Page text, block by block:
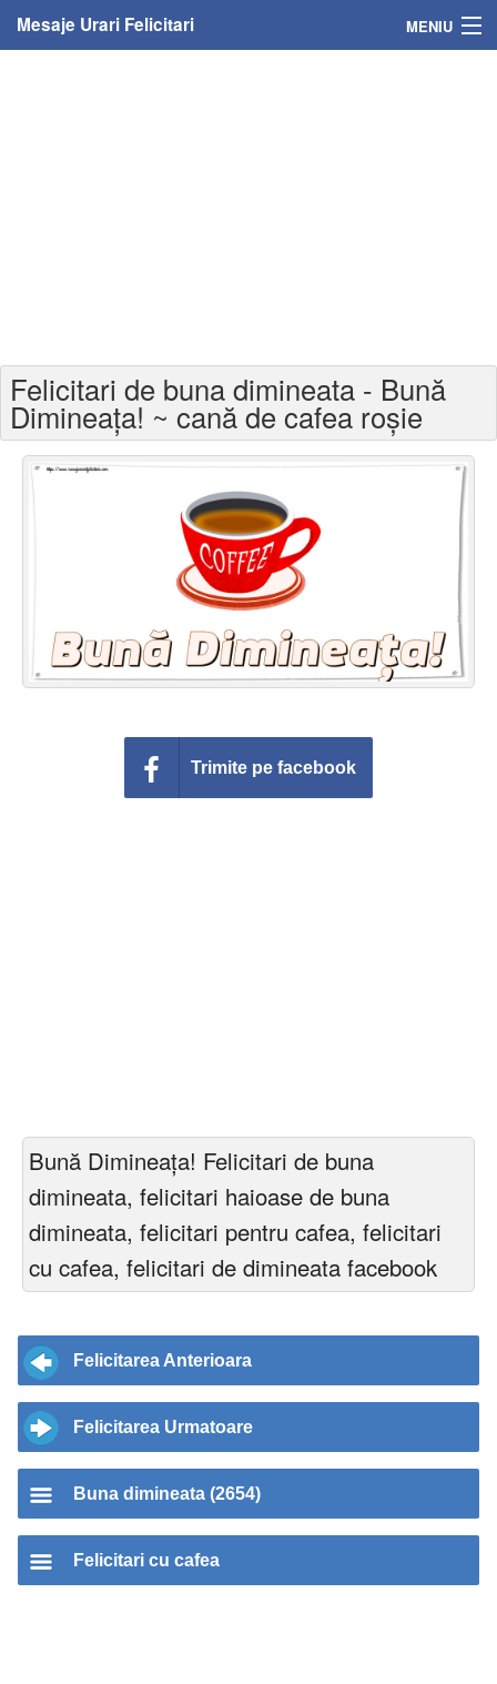
Mesaje Urari Felicitari MENIU
Felicitari varsta
Felicitari zilele anului
Felicitari zile saptamana
Felicitari muzicale personalizate
Felicitari animate
Conecteaza-te
Felicitari de buna dimineata - Bună
Dimineața! ~ cană de cafea roșie
Trimite pe facebook
Bună Dimineața! Felicitari de buna
dimineata, felicitari haioase de buna
dimineata, felicitari pentru cafea, felicitari
cu cafea, felicitari de dimineata facebook
Felicitarea Anterioara
Felicitarea Urmatoare
Buna dimineata (2654)
Felicitari cu cafea